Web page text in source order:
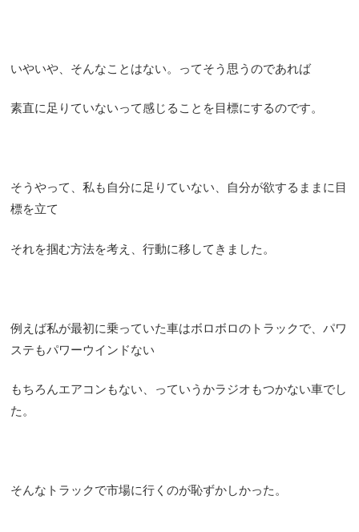
いやいや、そんなことはない。ってそう思うのであれば
素直に足りていないって感じることを目標にするのです。
そうやって、私も自分に足りていない、自分が欲するままに目
標を立て
それを掴む方法を考え、行動に移してきました。
例えば私が最初に乗っていた車はボロボロのトラックで、パワ
ステもパワーウインドない
もちろんエアコンもない、っていうかラジオもつかない車でし
た。
そんなトラックで市場に行くのが恥ずかしかった。